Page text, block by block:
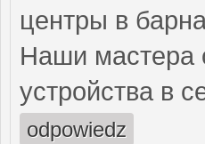
центры в
Наши мастера
устройства в
odpowiedz